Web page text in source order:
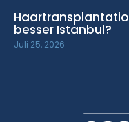
besser Istanbul?
Juli 25, 2026